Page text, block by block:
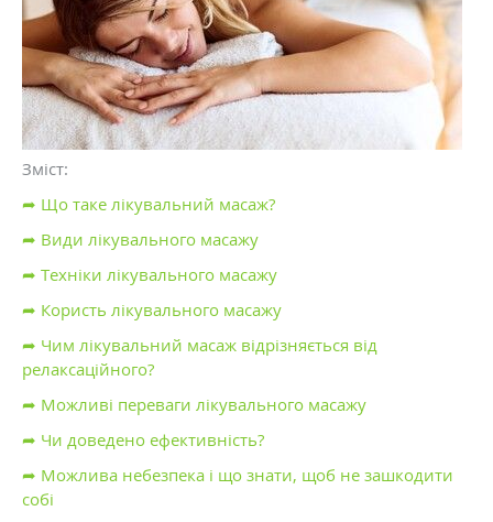
Зміст:
➦ Що таке лікувальний масаж?
➦ Види лікувального масажу
➦ Техніки лікувального масажу
➦ Користь лікувального масажу
➦ Чим лікувальний масаж відрізняється від
релаксаційного?
➦ Можливі переваги лікувального масажу
➦ Чи доведено ефективність?
➦ Можлива небезпека і що знати, щоб не зашкодити
собі